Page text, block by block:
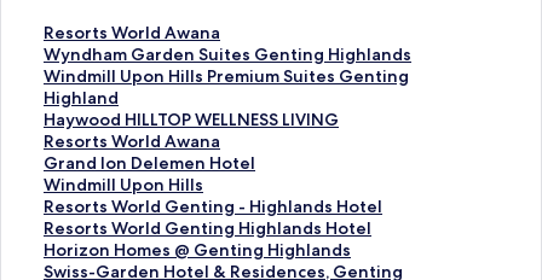
Resorts World Awana
ลิ
ง
ก์
ม
า
ต
ร
ฐ
า
น
สำ
ห
Wyndham Garden Suites Genting Highlands
ลิ
ง
ก์
ม
า
ต
ร
ฐ
า
น
สำ
Windmill Upon Hills Premium Suites Genting
Highland
ลิ
ง
ก์
ม
า
ต
ร
ฐ
า
น
Haywood HILLTOP WELLNESS LIVING
ลิ
ง
ก์
ม
า
ต
ร
ฐ
Resorts World Awana
ลิ
ง
ก์
ม
า
ต
ร
Grand Ion Delemen Hotel
ลิ
ง
ก์
ม
า
ต
Windmill Upon Hills
ลิ
ง
ก์
ม
า
Resorts World Genting - Highlands Hotel
ลิ
ง
ก์
ม
Resorts World Genting Highlands Hotel
ลิ
ง
ก์
Horizon Homes @ Genting Highlands
ลิ
ง
Swiss-Garden Hotel & Residences, Genting
ลิ